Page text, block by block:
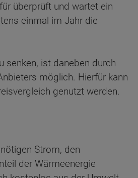
überprüft und wartet ein
einmal im Jahr die
senken, ist daneben durch
möglich. Hierfür kann
genutzt werden.
Strom, den
der Wärmeenergie